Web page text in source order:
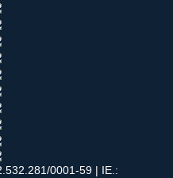
0001-59 | IE.: